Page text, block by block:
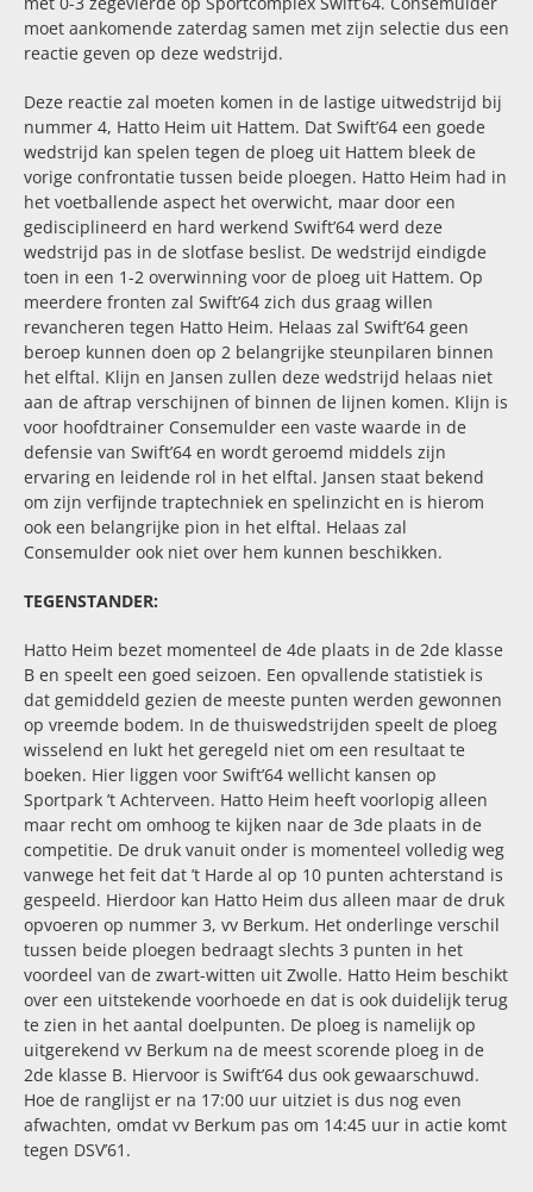
moet aankomende zaterdag samen met zijn selectie dus een
reactie geven op deze wedstrijd.
Deze reactie zal moeten komen in de lastige uitwedstrijd bij
nummer 4, Hatto Heim uit Hattem. Dat Swift’64 een goede
wedstrijd kan spelen tegen de ploeg uit Hattem bleek de
vorige confrontatie tussen beide ploegen. Hatto Heim had in
het voetballende aspect het overwicht, maar door een
gedisciplineerd en hard werkend Swift’64 werd deze
wedstrijd pas in de slotfase beslist. De wedstrijd eindigde
toen in een 1-2 overwinning voor de ploeg uit Hattem. Op
meerdere fronten zal Swift’64 zich dus graag willen
revancheren tegen Hatto Heim. Helaas zal Swift’64 geen
beroep kunnen doen op 2 belangrijke steunpilaren binnen
het elftal. Klijn en Jansen zullen deze wedstrijd helaas niet
aan de aftrap verschijnen of binnen de lijnen komen. Klijn is
voor hoofdtrainer Consemulder een vaste waarde in de
defensie van Swift’64 en wordt geroemd middels zijn
ervaring en leidende rol in het elftal. Jansen staat bekend
om zijn verfijnde traptechniek en spelinzicht en is hierom
ook een belangrijke pion in het elftal. Helaas zal
Consemulder ook niet over hem kunnen beschikken.
TEGENSTANDER:
Hatto Heim bezet momenteel de 4de plaats in de 2de klasse
B en speelt een goed seizoen. Een opvallende statistiek is
dat gemiddeld gezien de meeste punten werden gewonnen
op vreemde bodem. In de thuiswedstrijden speelt de ploeg
wisselend en lukt het geregeld niet om een resultaat te
boeken. Hier liggen voor Swift’64 wellicht kansen op
Sportpark ’t Achterveen. Hatto Heim heeft voorlopig alleen
maar recht om omhoog te kijken naar de 3de plaats in de
competitie. De druk vanuit onder is momenteel volledig weg
vanwege het feit dat ’t Harde al op 10 punten achterstand is
gespeeld. Hierdoor kan Hatto Heim dus alleen maar de druk
opvoeren op nummer 3, vv Berkum. Het onderlinge verschil
tussen beide ploegen bedraagt slechts 3 punten in het
voordeel van de zwart-witten uit Zwolle. Hatto Heim beschikt
over een uitstekende voorhoede en dat is ook duidelijk terug
te zien in het aantal doelpunten. De ploeg is namelijk op
uitgerekend vv Berkum na de meest scorende ploeg in de
2de klasse B. Hiervoor is Swift’64 dus ook gewaarschuwd.
Hoe de ranglijst er na 17:00 uur uitziet is dus nog even
afwachten, omdat vv Berkum pas om 14:45 uur in actie komt
tegen DSV’61.